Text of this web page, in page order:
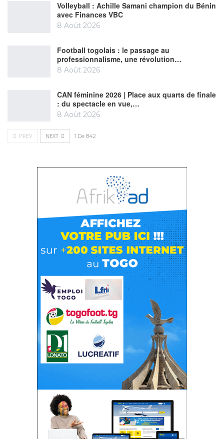
Volleyball : Achille Samani champion du Bénin
avec Finances VBC
8 Août 2026
Football togolais : le passage au
professionnalisme, une révolution…
8 Août 2026
CAN féminine 2026 | Place aux quarts de finale
: du spectacle en vue,…
8 Août 2026
PREV NEXT 1 De 842